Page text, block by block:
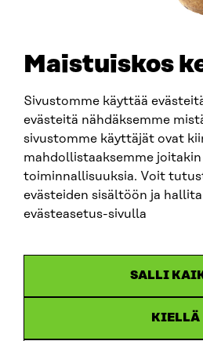
Maistuiskos
Sivustomme käyttää
evästeitä nähdäksemme
sivustomme käyttäjät ovat
mahdollistaaksemme
toiminnallisuuksia. Voit
evästeiden sisältöön ja
evästeasetus-sivulla
SALLI
KIELLÄ
fornamn.efternamn@sitra.fi
SITRA PÅ SOCIALA MEDIER
LinkedIn
Instagram
YouTube